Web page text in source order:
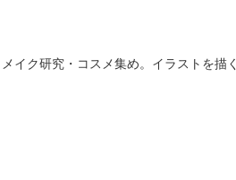
イク研究・コスメ集め。イラストを描く